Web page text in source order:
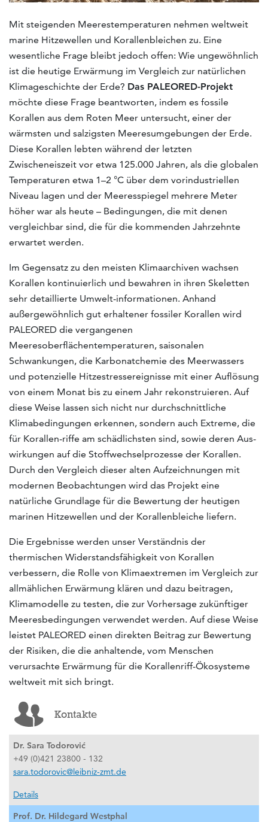
Mit steigenden Meerestemperaturen nehmen weltweit
marine Hitzewellen und Korallenbleichen zu. Eine
wesentliche Frage bleibt jedoch offen: Wie ungewöhnlich
ist die heutige Erwärmung im Vergleich zur natürlichen
Klimageschichte der Erde? Das PALEORED-Projekt
möchte diese Frage beantworten, indem es fossile
Korallen aus dem Roten Meer untersucht, einer der
wärmsten und salzigsten Meeresumgebungen der Erde.
Diese Korallen lebten während der letzten
Zwischeneiszeit vor etwa 125.000 Jahren, als die globalen
Temperaturen etwa 1–2 °C über dem vorindustriellen
Niveau lagen und der Meeresspiegel mehrere Meter
höher war als heute – Bedingungen, die mit denen
vergleichbar sind, die für die kommenden Jahrzehnte
erwartet werden.
Im Gegensatz zu den meisten Klimaarchiven wachsen
Korallen kontinuierlich und bewahren in ihren Skeletten
sehr detaillierte Umwelt-informationen. Anhand
außergewöhnlich gut erhaltener fossiler Korallen wird
PALEORED die vergangenen
Meeresoberflächentemperaturen, saisonalen
Schwankungen, die Karbonatchemie des Meerwassers
und potenzielle Hitzestressereignisse mit einer Auflösung
von einem Monat bis zu einem Jahr rekonstruieren. Auf
diese Weise lassen sich nicht nur durchschnittliche
Klimabedingungen erkennen, sondern auch Extreme, die
für Korallen-riffe am schädlichsten sind, sowie deren Aus-
wirkungen auf die Stoffwechselprozesse der Korallen.
Durch den Vergleich dieser alten Aufzeichnungen mit
modernen Beobachtungen wird das Projekt eine
natürliche Grundlage für die Bewertung der heutigen
marinen Hitzewellen und der Korallenbleiche liefern.
Die Ergebnisse werden unser Verständnis der
thermischen Widerstandsfähigkeit von Korallen
verbessern, die Rolle von Klimaextremen im Vergleich zur
allmählichen Erwärmung klären und dazu beitragen,
Klimamodelle zu testen, die zur Vorhersage zukünftiger
Meeresbedingungen verwendet werden. Auf diese Weise
leistet PALEORED einen direkten Beitrag zur Bewertung
der Risiken, die die anhaltende, vom Menschen
verursachte Erwärmung für die Korallenriff-Ökosysteme
weltweit mit sich bringt.
Kontakte
Dr. Sara Todorović
+49 (0)421 23800 - 132
sara.todorovic@leibniz-zmt.de
Details
Prof. Dr. Hildegard Westphal